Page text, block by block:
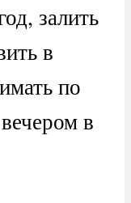
залить
в
по
в